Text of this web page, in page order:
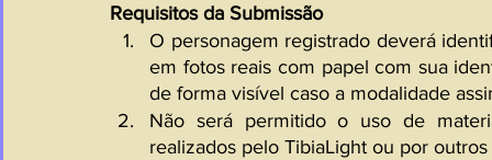
Requisitos da Submissão
O personagem registrado deverá
em fotos reais com papel com sua
de forma visível caso a modalidade
Não será permitido o uso de
realizados pelo TibiaLight ou por outros